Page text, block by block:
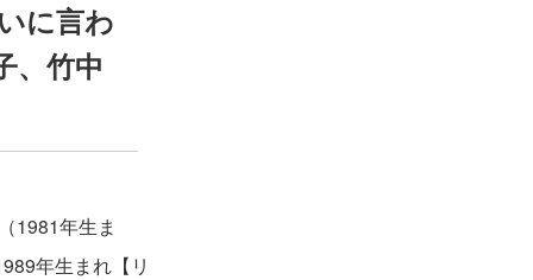
に言わ
、竹中
1981年生ま
年生まれ【リ